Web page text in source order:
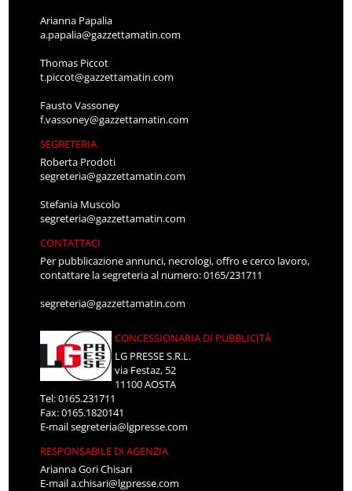
Arianna Papalia
a.papalia@gazzettamatin.com
Thomas Piccot
t.piccot@gazzettamatin.com
Fausto Vassoney
f.vassoney@gazzettamatin.com
SEGRETERIA
Roberta Prodoti
segreteria@gazzettamatin.com
Stefania Muscolo
segreteria@gazzettamatin.com
CONTATTACI
Per pubblicazione annunci, necrologi, offro e cerco lavoro,
contattare la segreteria al numero: 0165/231711
segreteria@gazzettamatin.com
CONCESSIONARIA DI PUBBLICITÀ
LG PRESSE S.R.L.
via Festaz, 52
11100 AOSTA
Tel: 0165.231711
Fax: 0165.1820141
E-mailsegreteria@lgpresse.com
RESPONSABILE DI AGENZIA
Arianna Gori Chisari
E-maila.chisari@lgpresse.com